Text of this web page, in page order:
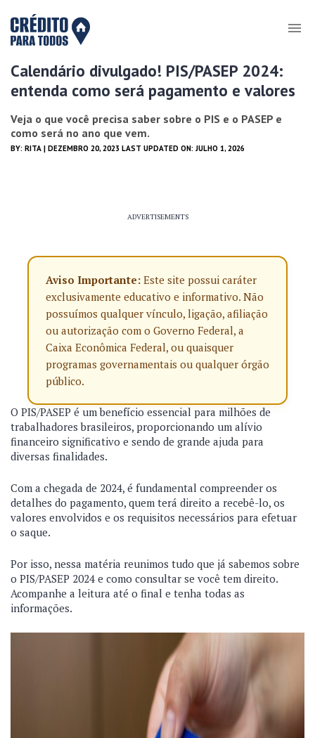
Calendário divulgado! PIS/PASEP 2024:
entenda como será pagamento e valores
Veja o que você precisa saber sobre o PIS e o PASEP e
como será no ano que vem.
BY: RITA | DEZEMBRO 20, 2023 LAST UPDATED ON: JULHO 1, 2026
ADVERTISEMENTS
Aviso Importante: Este site possui caráter
exclusivamente educativo e informativo. Não
possuímos qualquer vínculo, ligação, afiliação
ou autorização com o Governo Federal, a
Caixa Econômica Federal, ou quaisquer
programas governamentais ou qualquer órgão
público.
O PIS/PASEP é um benefício essencial para milhões de
trabalhadores brasileiros, proporcionando um alívio
financeiro significativo e sendo de grande ajuda para
diversas finalidades.
Com a chegada de 2024, é fundamental compreender os
detalhes do pagamento, quem terá direito a recebê-lo, os
valores envolvidos e os requisitos necessários para efetuar
o saque.
Por isso, nessa matéria reunimos tudo que já sabemos sobre
o PIS/PASEP 2024 e como consultar se você tem direito.
Acompanhe a leitura até o final e tenha todas as
informações.